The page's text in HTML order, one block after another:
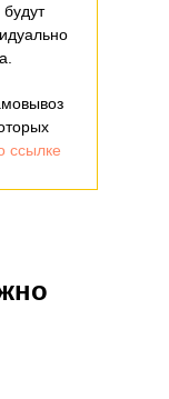
ссылке